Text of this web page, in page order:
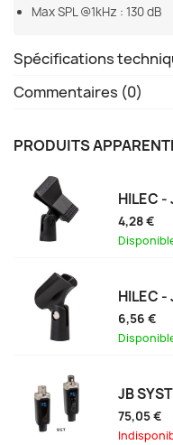
Max SPL @1kHz : 130 dB
Spécifications
Commentaires (0)
PRODUITS
HILEC -
4,28 €
HILEC -
6,56 €
JB
75,05 €